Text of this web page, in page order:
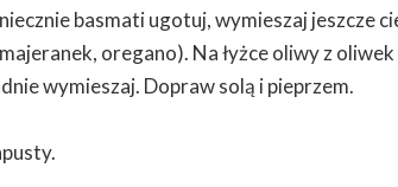
basmati ugotuj, wymieszaj jeszcze
oregano). Na łyżce oliwy z
wymieszaj. Dopraw solą i pieprzem.